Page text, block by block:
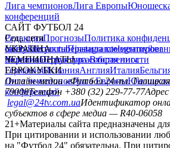
Лига чемпионовЛига Европы
конференций
САЙТ ФУТБОЛ 24
РедакцияПрогнозыПолитика
сайтуКонтактыПравила
политикаСтруктура собственности
Соц. сети
facebookxyoutubeinstagramtelegramviber
УКРАИНА
УкраинаПервая лигаВторая лига
ЧЕМПИОНАТЫ
ГерманияИспанияАнглияИталия
ЕВРОКУБКИ
Лига чемпионовЛига Европы
конференций
Онлайн-медиа «Футбол 24»пл.
79008Телефон +380 (32) 229-77-77
legal@24tv.com.uaИдентификатор
субъектов в сфере медиа — R40-06058
21+Материалы сайта предназначены
При цитировании и использовании
на "Футбол 24" обязательна. При